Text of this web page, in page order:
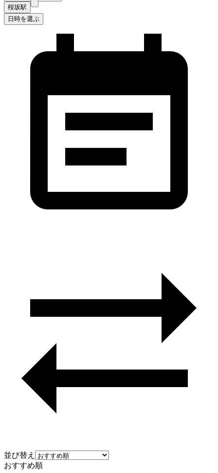
桜坂駅
日時を選ぶ
並び替え
おすすめ順